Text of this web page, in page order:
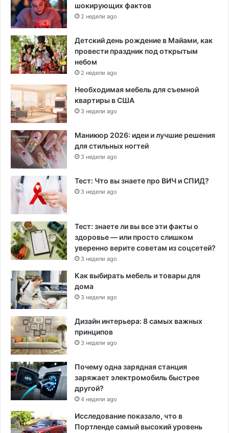
шокирующих фактов
2 недели ago
Детский день рождение в Майами, как
провести праздник под открытым
небом
2 недели ago
Необходимая мебель для съемной
квартиры в США
3 недели ago
Маникюр 2026: идеи и лучшие решения
для стильных ногтей
3 недели ago
Тест: Что вы знаете про ВИЧ и СПИД?
3 недели ago
Тест: знаете ли вы все эти факты о
здоровье — или просто слишком
уверенно верите советам из соцсетей?
3 недели ago
Как выбирать мебель и товары для
дома
3 недели ago
Дизайн интерьера: 8 самых важных
принципов
3 недели ago
Почему одна зарядная станция
заряжает электромобиль быстрее
другой?
4 недели ago
Исследование показало, что в
Портленде самый высокий уровень